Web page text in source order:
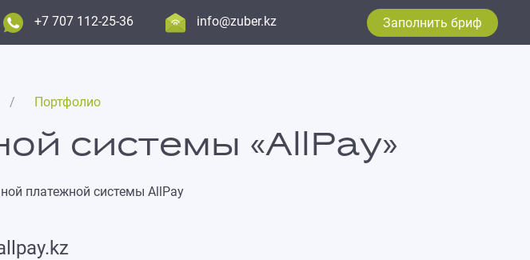
+7 707 112-25-36 info@zuber.kz Заполнить бриф
Портфолио
системы «AllPay»
платежной системы AllPay